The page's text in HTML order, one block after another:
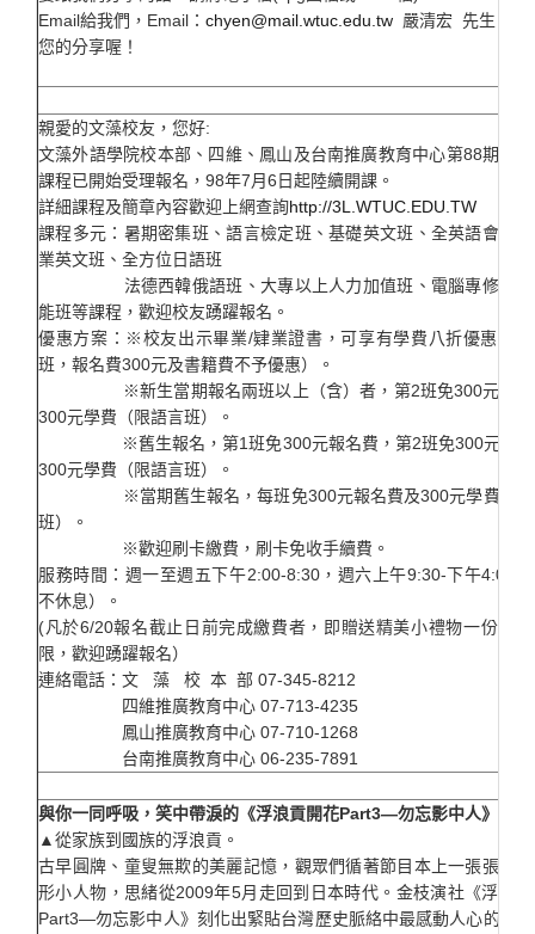
Email給我們，Email： chyen@mail.wtuc.edu.tw 嚴清宏 先生 收
您的分享喔！
親愛的文藻校友，您好:
文藻外語學院校本部、四維、鳳山及台南推廣教育中心第88期推
課程已開始受理報名，98年7月6日起陸續開課。
詳細課程及簡章內容歡迎上網查詢http://3L.WTUC.EDU.TW
課程多元：暑期密集班、語言檢定班、基礎英文班、全英語會話
業英文班、全方位日語班
法德西韓俄語班、大專以上人力加值班、電腦專修及生
能班等課程，歡迎校友踴躍報名。
優惠方案：※校友出示畢業/肄業證書，可享有學費八折優惠（
班，報名費300元及書籍費不予優惠）。
※新生當期報名兩班以上（含）者，第2班免300元報名
300元學費（限語言班）。
※舊生報名，第1班免300元報名費，第2班免300元報名
300元學費（限語言班）。
※當期舊生報名，每班免300元報名費及300元學費（限
班）。
※歡迎刷卡繳費，刷卡免收手續費。
服務時間：週一至週五下午2:00-8:30，週六上午9:30-下午4:00
不休息）。
(凡於6/20報名截止日前完成繳費者，即贈送精美小禮物一份，
限，歡迎踴躍報名）
連絡電話：文 藻 校 本 部 07-345-8212
四維推廣教育中心 07-713-4235
鳳山推廣教育中心 07-710-1268
台南推廣教育中心 06-235-7891
與你一同呼吸，笑中帶淚的《浮浪貢開花Part3—勿忘影中人》
▲從家族到國族的浮浪貢。
古早圓牌、童叟無欺的美麗記憶，觀眾們循著節目本上一張張尪
形小人物，思緒從2009年5月走回到日本時代。金枝演社《浮浪
Part3—勿忘影中人》刻化出緊貼台灣歷史脈絡中最感動人心的小